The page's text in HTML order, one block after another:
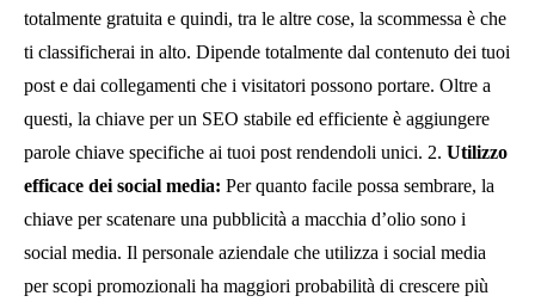
totalmente gratuita e quindi, tra le altre cose, la scommessa è che
ti classificherai in alto. Dipende totalmente dal contenuto dei tuoi
post e dai collegamenti che i visitatori possono portare. Oltre a
questi, la chiave per un SEO stabile ed efficiente è aggiungere
parole chiave specifiche ai tuoi post rendendoli unici. 2. Utilizzo
efficace dei social media: Per quanto facile possa sembrare, la
chiave per scatenare una pubblicità a macchia d’olio sono i
social media. Il personale aziendale che utilizza i social media
per scopi promozionali ha maggiori probabilità di crescere più